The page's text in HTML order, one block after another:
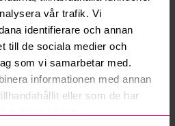
vår trafik. Vi
identifierare och annan
till de sociala medier och
som vi samarbetar med.
informationen med annan
eller som de har
objekt?
frågor och svar